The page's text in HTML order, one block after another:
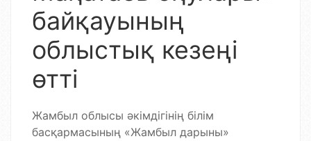
байқауының
облыстық кезеңі
өтті
Жамбыл облысы әкімдігінің білім
басқармасының «Жамбыл дарыны»